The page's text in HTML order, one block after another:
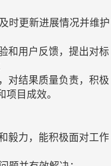
时更新进展情况并维护
和用户反馈，提出对标
对结果质量负责，积极
目成效。
毅力，能积极面对工作